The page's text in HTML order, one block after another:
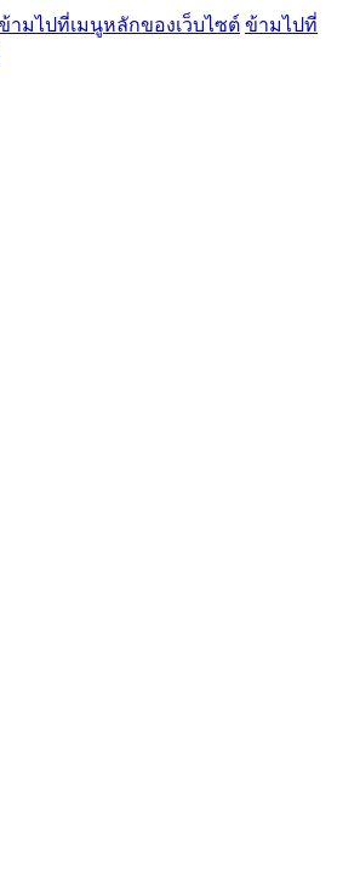
ามไปที่เมนูหลักของเว็บไซต์ ข้ามไปที่